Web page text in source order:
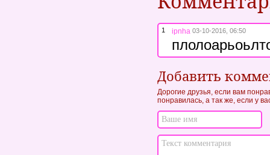
1 ipnha 03-10-2016, 06:50
Добавить
Дорогие друзья, если вам
понравилась, а так же, если у